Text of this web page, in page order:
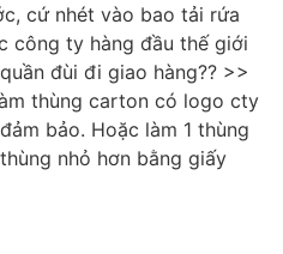
cứ nhét vào bao tải rứa
công ty hàng đầu thế giới
đùi đi giao hàng?? >>
thùng carton có logo cty
bảo. Hoặc làm 1 thùng
nhỏ hơn bằng giấy